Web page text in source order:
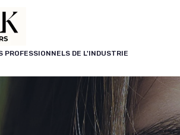
PROFESSIONNELS DE L'INDUSTRIE